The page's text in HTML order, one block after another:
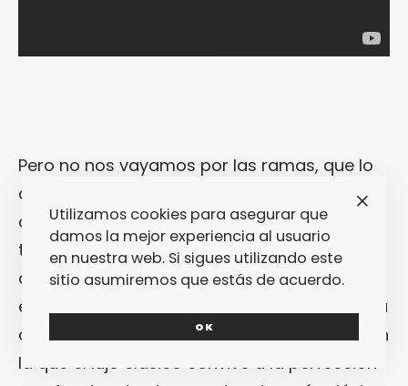
Pero no nos vayamos por las ramas, que lo
que aquí interesa es precisamente la
colección de H&M Studio para esta
temporada. Según lo que pudimos ver
anoche (y lo que puedes ver tú en las fotos
en la galería al final de este artículo), en esta
colección brilla particularmente una mujer en
la que el lujo clásico convive a la perfección
Utilizamos cookies para asegurar que
damos la mejor experiencia al usuario
en nuestra web. Si sigues utilizando este
sitio asumiremos que estás de acuerdo.
OK